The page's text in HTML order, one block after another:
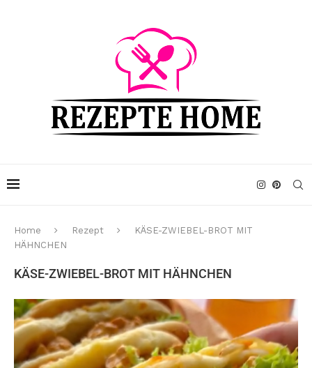
Home Rezept
KÄSE-ZWIEBEL-BROT MIT
HÄHNCHEN
KÄSE-ZWIEBEL-BROT MIT HÄHNCHEN